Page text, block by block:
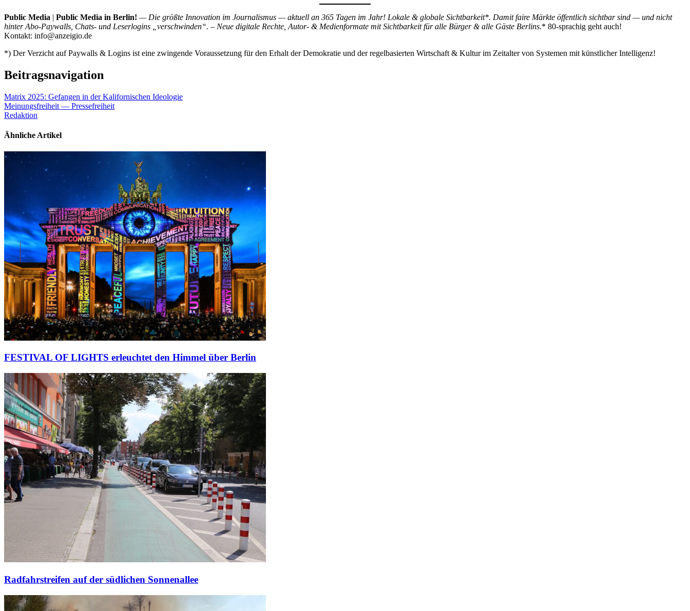
Public Media | Public Media in Berlin! — Die größte Innovation im Journalismus — aktuell an 365 Tagen im Jahr! Lokale & globale Sichtbarkeit*. Damit faire Märkte öffentlich sichtbar sind — und nicht
hinter Abo-Paywalls, Chats- und Leserlogins „verschwinden“. – Neue digitale Rechte, Autor- & Medienformate mit Sichtbarkeit für alle Bürger & alle Gäste Berlins.* 80-sprachig geht auch!
Kontakt: info@anzeigio.de
*) Der Verzicht auf Paywalls & Logins ist eine zwingende Voraussetzung für den Erhalt der Demokratie und der regelbasierten Wirtschaft & Kultur im Zeitalter von Systemen mit künstlicher Intelligenz!
Beitragsnavigation
Matrix 2025: Gefangen in der Kalifornischen Ideologie
Meinungsfreiheit — Pressefreiheit
Redaktion
Ähnliche Artikel
FESTIVAL OF LIGHTS erleuchtet den Himmel über Berlin
Radfahrstreifen auf der südlichen Sonnenallee